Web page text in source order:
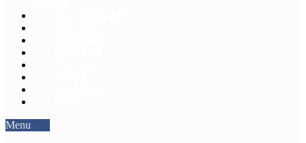
Menu